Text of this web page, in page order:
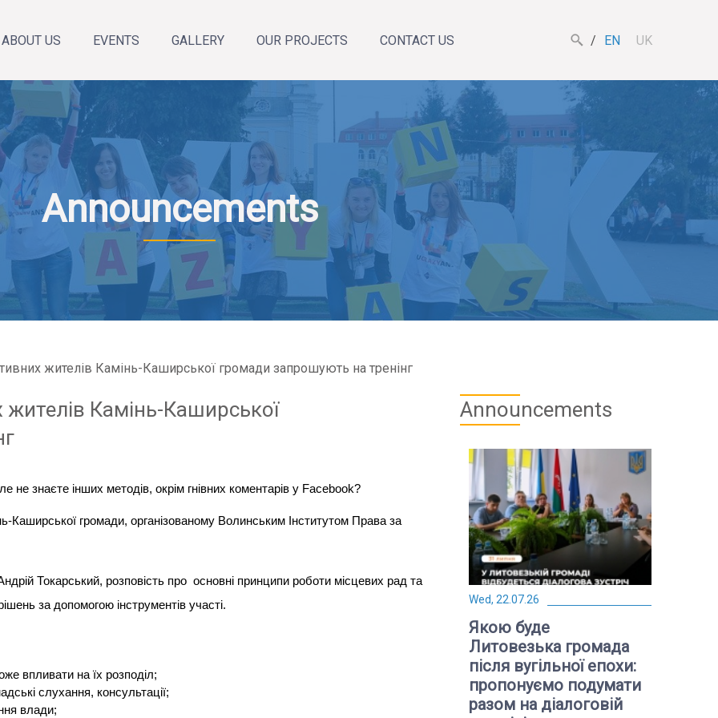
ABOUT US
About the organization
Annual Reports
Our team
EVENTS GALLERY OUR PROJECTS CONTACT US EN UK
Announcements
жителів Камінь-Каширської громади запрошують на тренінг
Камінь-Каширської
знаєте інших методів, окрім гнівних коментарів у Facebook?
Каширської громади, організованому Волинським Інститутом Права за
Токарський, розповість про основні принципи роботи місцевих рад та
за допомогою інструментів участі.
впливати на їх розподіл;
слухання, консультації;
влади;
Announcements
Wed, 22.07.26
Якою буде
Литовезька громада
після вугільної епохи:
пропонуємо подумати
разом на діалоговій